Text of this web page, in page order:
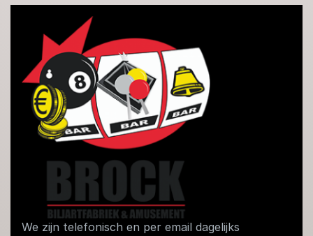
We zijn telefonisch en per email dagelijks